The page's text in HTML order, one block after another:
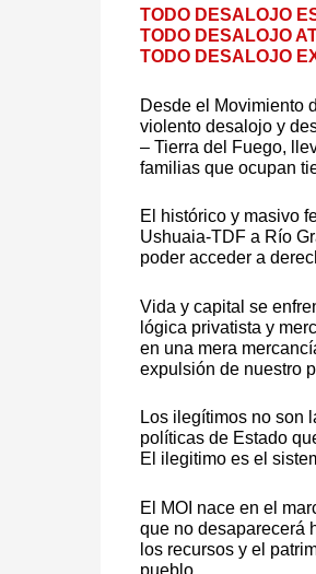
TODO DESALOJO
TODO DESALOJO
TODO DESALOJO
Desde el Movimiento
violento desalojo y
– Tierra del Fuego,
familias que ocupan
El histórico y masivo
Ushuaia-TDF a Río
poder acceder a
Vida y capital se
lógica privatista y
en una mera
expulsión de nuestro
Los ilegítimos no son
políticas de Estado
El ilegitimo es el
El MOI nace en el
que no desaparecerá
los recursos y el
pueblo.